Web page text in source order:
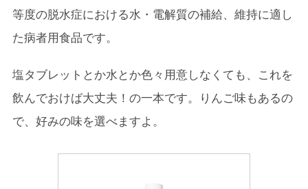
等度の脱水症における水・電解質の補給、維持に適し
た病者用食品です。
塩タブレットとか水とか色々用意しなくても、これを
飲んでおけば大丈夫！の一本です。りんご味もあるの
で、好みの味を選べますよ。